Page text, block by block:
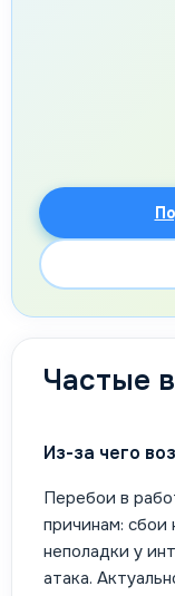
Частые
Из-за чего
Перебои в
причинам: сбои
неполадки у
атака.